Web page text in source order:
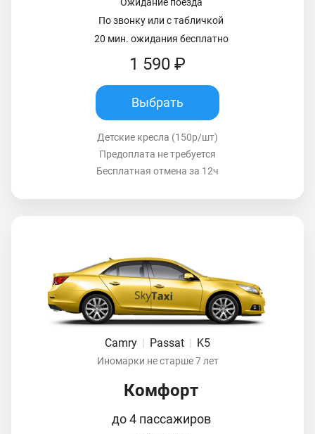
По звонку или с табличкой
20 мин. ожидания бесплатно
1 590 ₽
Выбрать
Детские кресла (150р/шт)
Предоплата не требуется
Бесплатная отмена за 12ч
Camry Passat K5
Иномарки не старше 7 лет
Комфорт
до 4 пассажиров